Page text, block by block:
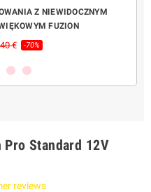
Z NIEWIDOCZNYM
FUZION
€ -70%
Pro Standard 12V
reviews